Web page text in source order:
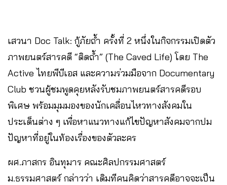
เสวนา Doc Talk: กู้ภัยถ้ำ ครั้งที่ 2 หนึ่งในกิจกรรมเปิดตัว
ภาพยนตร์สารคดี “ติดถ้ำ” (The Caved Life) โดย The
Active ไทยพีบีเอส และความร่วมมือจาก Documentary
Club ชวนผู้ชมพูดคุยหลังรับชมภาพยนตร์สารคดีรอบ
พิเศษ พร้อมมุมมองของนักเคลื่อนไหวทางสังคมใน
ประเด็นต่าง ๆ เพื่อหาแนวทางแก้ไขปัญหาสังคมจากปม
ปัญหาที่อยู่ในท้องเรื่องของตัวละคร
ผศ.ภาสกร อินทุมาร คณะศิลปกรรมศาสตร์
ม.ธรรมศาสตร์ กล่าวว่า เดิมทีคนคิดว่าสารคดีอาจจะเป็น